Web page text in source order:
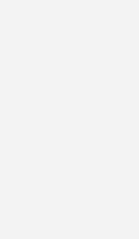
Wandel und
Liste. Für viele
bereits zu großen